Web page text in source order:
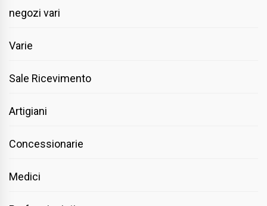
negozi vari
Varie
Sale Ricevimento
Artigiani
Concessionarie
Medici